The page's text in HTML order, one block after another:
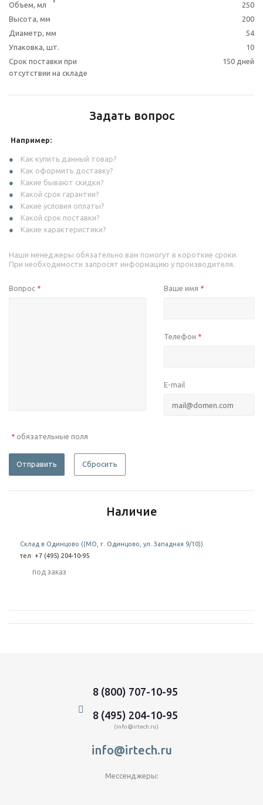
Объем, мл
250
Высота, мм
200
Диаметр, мм
54
Упаковка, шт.
10
Срок поставки при
отсутствии на складе
150 дней
Задать вопрос
Например:
Как купить данный товар?
Как оформить доставку?
Какие бывают скидки?
Какой срок гарантии?
Какие условия оплаты?
Какой срок поставки?
Какие характеристики?
Наши менеджеры обязательно вам помогут в короткие сроки.
При необходимости запросят информацию у производителя.
Вопрос * Ваше имя *
Телефон *
E-mail
* обязательные поля
Отправить Сбросить
Наличие
Склад в Одинцово ((МО, г. Одинцово, ул. Западная 9/10))
тел: +7 (495) 204-10-95
Под заказ
8 (800) 707-10-95
8 (495) 204-10-95
(info@irtech.ru)
info@irtech.ru
Мессенджеры: